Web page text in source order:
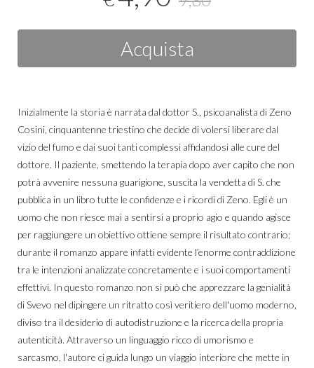
Acquista
Inizialmente la storia è narrata dal dottor S., psicoanalista di Zeno
Cosini, cinquantenne triestino che decide di volersi liberare dal
vizio del fumo e dai suoi tanti complessi affidandosi alle cure del
dottore. Il paziente, smettendo la terapia dopo aver capito che non
potrà avvenire nessuna guarigione, suscita la vendetta di S. che
pubblica in un libro tutte le confidenze e i ricordi di Zeno. Egli è un
uomo che non riesce mai a sentirsi a proprio agio e quando agisce
per raggiungere un obiettivo ottiene sempre il risultato contrario;
durante il romanzo appare infatti evidente l’enorme contraddizione
tra le intenzioni analizzate concretamente e i suoi comportamenti
effettivi. In questo romanzo non si può che apprezzare la genialità
di Svevo nel dipingere un ritratto così veritiero dell'uomo moderno,
diviso tra il desiderio di autodistruzione e la ricerca della propria
autenticità. Attraverso un linguaggio ricco di umorismo e
sarcasmo, l'autore ci guida lungo un viaggio interiore che mette in